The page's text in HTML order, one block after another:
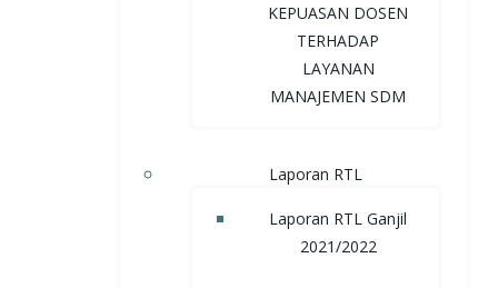
KEPUASAN DOSEN
TERHADAP
LAYANAN
MANAJEMEN SDM
Laporan RTL
Laporan RTL Ganjil
2021/2022